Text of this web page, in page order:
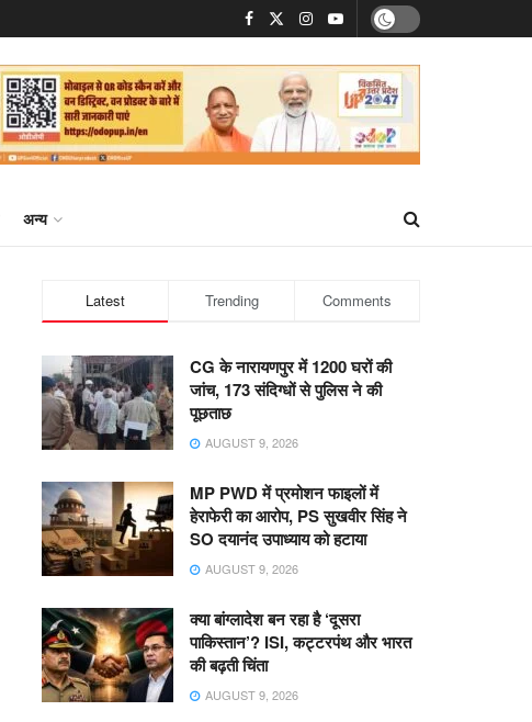
अन्य
Latest Trending Comments
CG के नारायणपुर में 1200 घरों की
जांच, 173 संदिग्धों से पुलिस ने की
पूछताछ
AUGUST 9, 2026
MP PWD में प्रमोशन फाइलों में
हेराफेरी का आरोप, PS सुखवीर सिंह ने
SO दयानंद उपाध्याय को हटाया
AUGUST 9, 2026
क्या बांग्लादेश बन रहा है ‘दूसरा
पाकिस्तान’? ISI, कट्टरपंथ और भारत
की बढ़ती चिंता
AUGUST 9, 2026